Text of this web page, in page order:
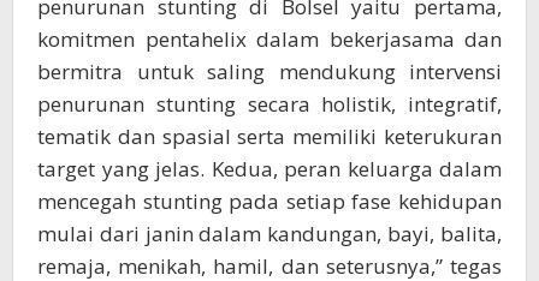
penurunan stunting di Bolsel yaitu pertama,
komitmen pentahelix dalam bekerjasama dan
bermitra untuk saling mendukung intervensi
penurunan stunting secara holistik, integratif,
tematik dan spasial serta memiliki keterukuran
target yang jelas. Kedua, peran keluarga dalam
mencegah stunting pada setiap fase kehidupan
mulai dari janin dalam kandungan, bayi, balita,
remaja, menikah, hamil, dan seterusnya,” tegas